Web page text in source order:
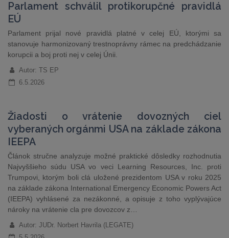
Parlament schválil protikorupčné pravidlá
EÚ
Parlament prijal nové pravidlá platné v celej EÚ, ktorými sa
stanovuje harmonizovaný trestnoprávny rámec na predchádzanie
korupcii a boj proti nej v celej Únii.
Autor: TS EP
6.5.2026
Žiadosti o vrátenie dovozných ciel
vyberaných orgánmi USA na základe zákona
IEEPA
Článok stručne analyzuje možné praktické dôsledky rozhodnutia
Najvyššieho súdu USA vo veci Learning Resources, Inc. proti
Trumpovi, ktorým boli clá uložené prezidentom USA v roku 2025
na základe zákona International Emergency Economic Powers Act
(IEEPA) vyhlásené za nezákonné, a opisuje z toho vyplývajúce
nároky na vrátenie cla pre dovozcov z…
Autor: JUDr. Norbert Havrila (LEGATE)